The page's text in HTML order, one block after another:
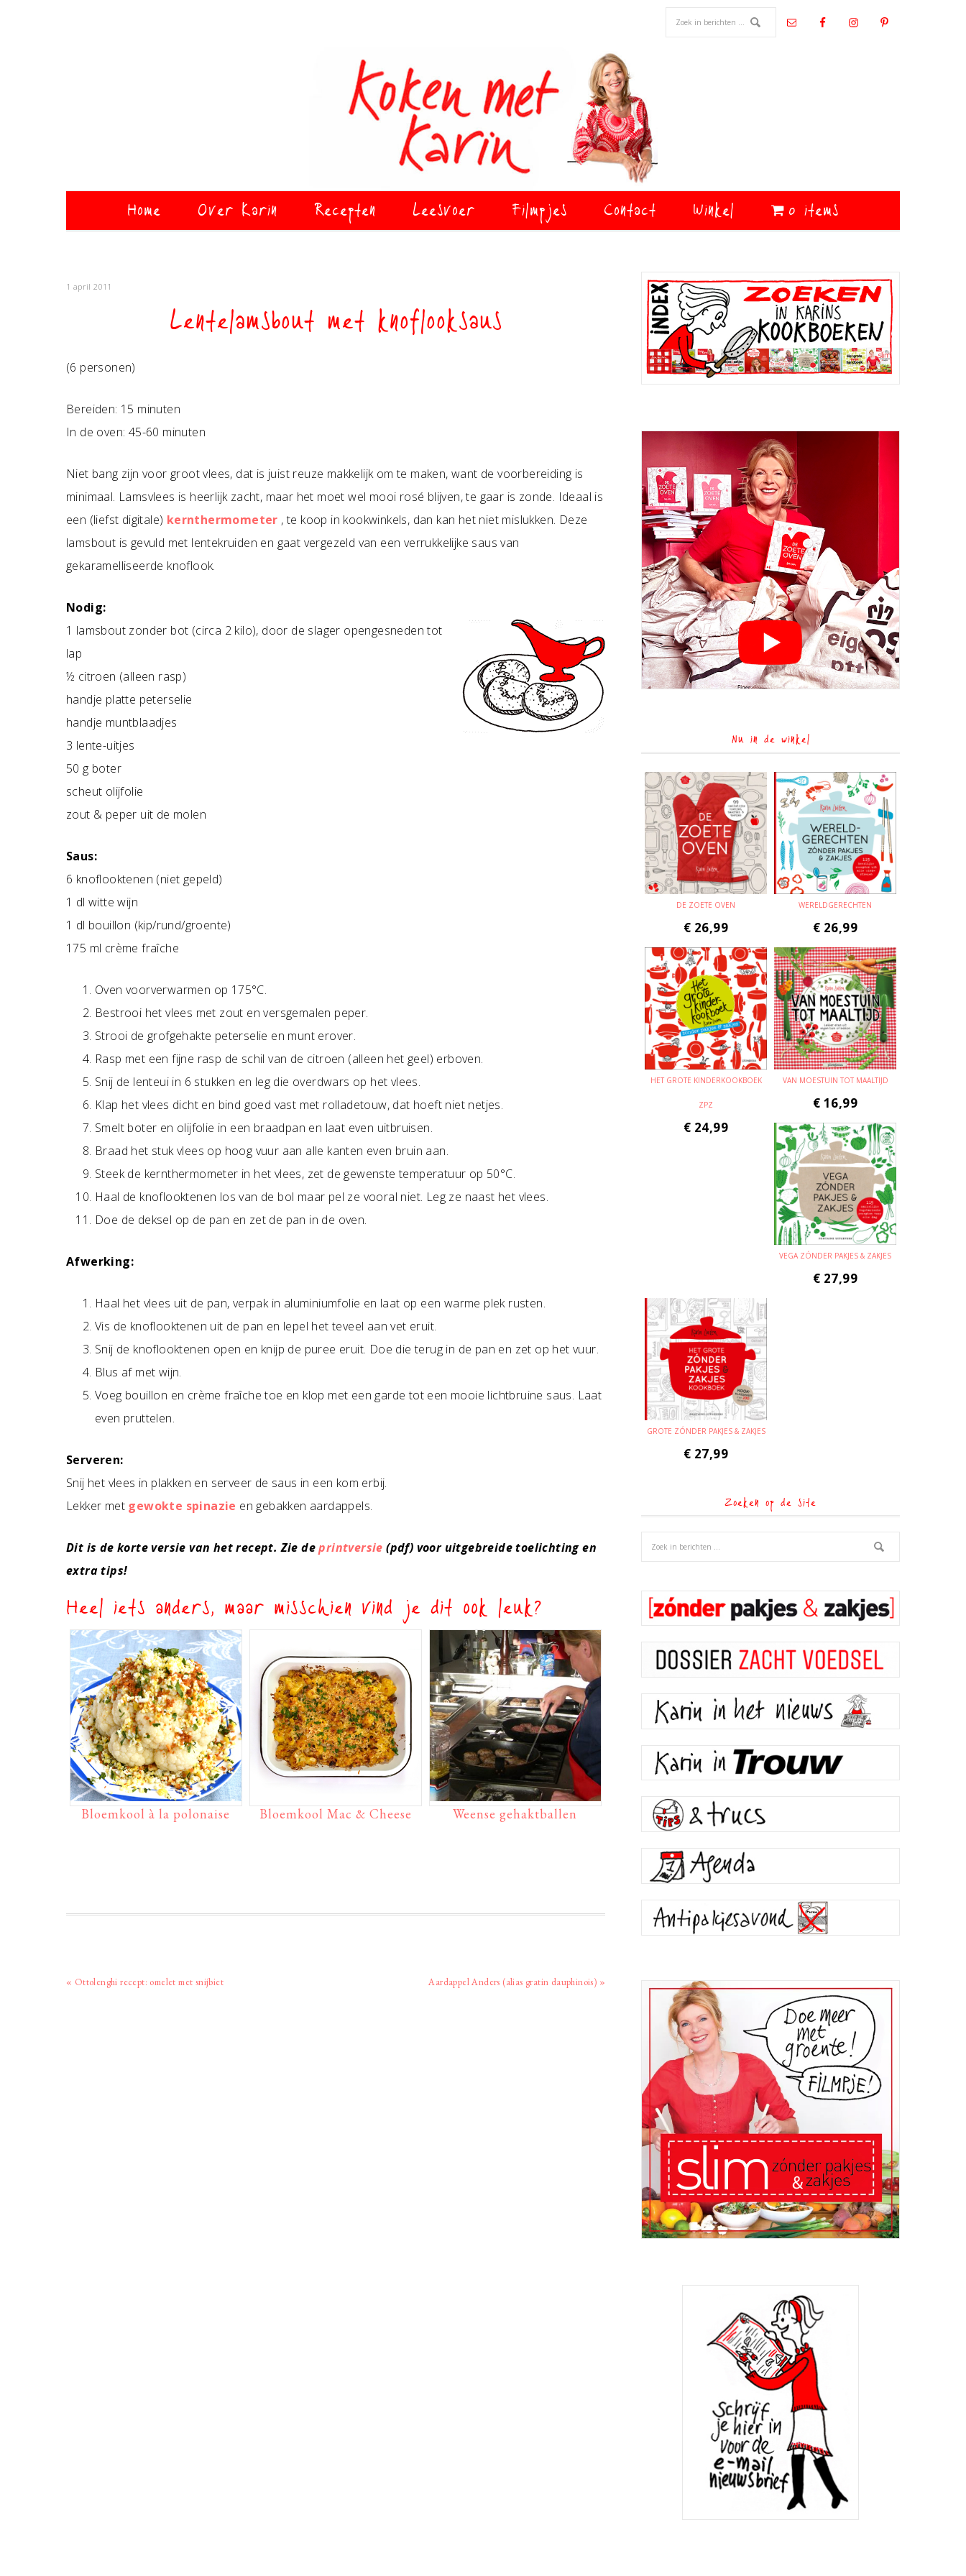
Home Over Karin Recepten Leesvoer Filmpjes Contact Winkel 0 items
1 april 2011
Lentelamsbout met knoflooksaus
(6 personen)
Bereiden: 15 minuten
In de oven: 45-60 minuten
Niet bang zijn voor groot vlees, dat is juist reuze makkelijk om te maken, want de voorbereiding is
minimaal. Lamsvlees is heerlijk zacht, maar het moet wel mooi rosé blijven, te gaar is zonde. Ideaal is
een (liefst digitale) kernthermometer , te koop in kookwinkels, dan kan het niet mislukken. Deze
lamsbout is gevuld met lentekruiden en gaat vergezeld van een verrukkelijke saus van
gekaramelliseerde knoflook.
Nodig:
1 lamsbout zonder bot (circa 2 kilo), door de slager opengesneden tot
lap
½ citroen (alleen rasp)
handje platte peterselie
handje muntblaadjes
3 lente-uitjes
50 g boter
scheut olijfolie
zout & peper uit de molen
Saus:
6 knoflooktenen (niet gepeld)
1 dl witte wijn
1 dl bouillon (kip/rund/groente)
175 ml crème fraîche
Oven voorverwarmen op 175°C.
Bestrooi het vlees met zout en versgemalen peper.
Strooi de grofgehakte peterselie en munt erover.
Rasp met een fijne rasp de schil van de citroen (alleen het geel) erboven.
Snij de lenteui in 6 stukken en leg die overdwars op het vlees.
Klap het vlees dicht en bind goed vast met rolladetouw, dat hoeft niet netjes.
Smelt boter en olijfolie in een braadpan en laat even uitbruisen.
Braad het stuk vlees op hoog vuur aan alle kanten even bruin aan.
Steek de kernthermometer in het vlees, zet de gewenste temperatuur op 50°C.
Haal de knoflooktenen los van de bol maar pel ze vooral niet. Leg ze naast het vlees.
Doe de deksel op de pan en zet de pan in de oven.
Afwerking:
Haal het vlees uit de pan, verpak in aluminiumfolie en laat op een warme plek rusten.
Vis de knoflooktenen uit de pan en lepel het teveel aan vet eruit.
Snij de knoflooktenen open en knijp de puree eruit. Doe die terug in de pan en zet op het vuur.
Blus af met wijn.
Voeg bouillon en crème fraîche toe en klop met een garde tot een mooie lichtbruine saus. Laat
even pruttelen.
Serveren:
Snij het vlees in plakken en serveer de saus in een kom erbij.
Lekker met gewokte spinazie en gebakken aardappels.
Dit is de korte versie van het recept. Zie deprintversie (pdf) voor uitgebreide toelichting en
extra tips!
Heel iets anders, maar misschien vind je dit ook leuk?
Bloemkool à la polonaise Bloemkool Mac & Cheese Weense gehaktballen
Vorig
« Ottolenghi recept: omelet met snijbiet
Volgend
Aardappel Anders (alias gratin dauphinois) »
Primaire
Sidebar
Nu in de winkel
DE ZOETE OVEN
€ 26,99
WERELDGERECHTEN
€ 26,99
HET GROTE KINDERKOOKBOEK
ZPZ
€ 24,99
VAN MOESTUIN TOT MAALTIJD
€ 16,99
VEGA ZÓNDER PAKJES & ZAKJES
€ 27,99
GROTE ZÓNDER PAKJES & ZAKJES
€ 27,99
Zoeken op de site